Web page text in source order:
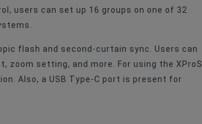
users can set up 16 groups on one of 32
flash and second-curtain sync. Users can
zoom setting, and more. For using the XProS
Also, a USB Type-C port is present for